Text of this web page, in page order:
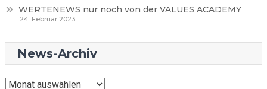
WERTENEWS nur noch von der VALUES ACADEMY
24. Februar 2023
News-Archiv
News-